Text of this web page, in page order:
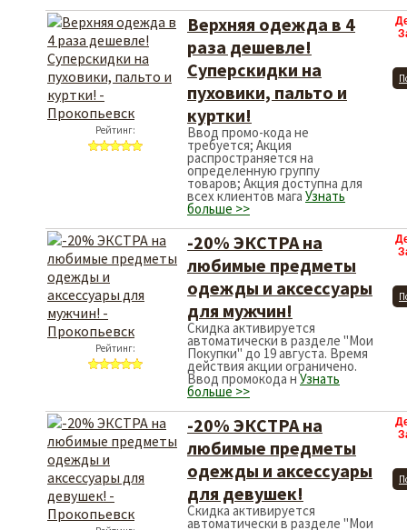
Рейтинг:
Верхняя одежда в 4
раза дешевле!
Суперскидки на
пуховики, пальто и
куртки!
Ввод промо-кода не
требуется; Акция
распространяется на
определенную группу
товаров; Акция доступна для
всех клиентов мага Узнать
больше >>
Рейтинг:
-20% ЭКСТРА на
любимые предметы
одежды и аксессуары
для мужчин!
Скидка активируется
автоматически в разделе "Мои
Покупки" до 19 августа. Время
действия акции ограничено.
Ввод промокода нУзнать
больше >>
-20% ЭКСТРА на
любимые предметы
одежды и аксессуары
для девушек!
Скидка активируется
автоматически в разделе "Мои